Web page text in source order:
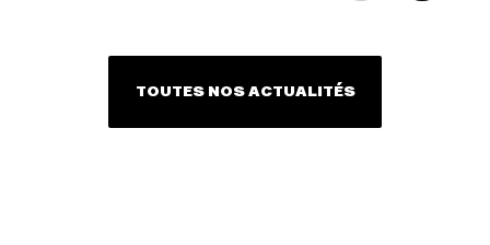
TOUTES NOS ACTUALITÉS